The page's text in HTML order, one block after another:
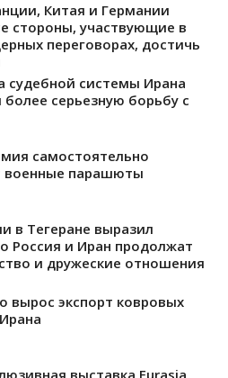
Китая и Германии
стороны, участвующие в
переговорах, достичь
судебной системы Ирана
более серьезную борьбу с
самостоятельно
военные парашюты
в Тегеране выразил
Россия и Иран продолжат
и дружеские отношения
вырос экспорт ковровых